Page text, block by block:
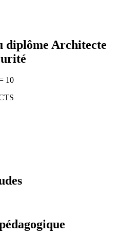
diplôme Architecte
10